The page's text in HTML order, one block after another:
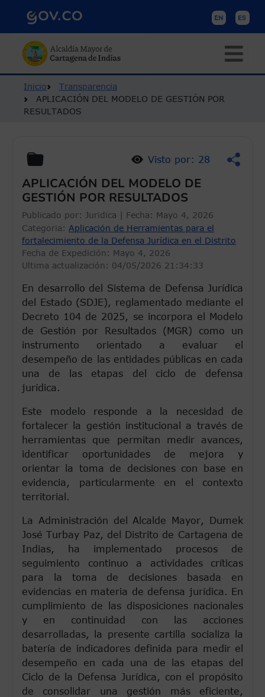
Ruta de navegación
Inicio
Transparencia
APLICACIÓN DEL MODELO DE GESTIÓN POR
RESULTADOS
Visto por: 28
APLICACIÓN DEL MODELO DE
GESTIÓN POR RESULTADOS
Publicado por: Juridica | Fecha: Mayo 4, 2026
Categoria: Aplicación de Herramientas para el
fortalecimiento de la Defensa Jurídica en el Distrito
Fecha de Expedición: Mayo 4, 2026
Ultima actualización: 04/05/2026 21:34:33
En desarrollo del Sistema de Defensa Jurídica
del Estado (SDJE), reglamentado mediante el
Decreto 104 de 2025, se incorpora el Modelo
de Gestión por Resultados (MGR) como un
instrumento orientado a evaluar el
desempeño de las entidades públicas en cada
una de las etapas del ciclo de defensa
jurídica.
Este modelo responde a la necesidad de
fortalecer la gestión institucional a través de
herramientas que permitan medir avances,
identificar oportunidades de mejora y
orientar la toma de decisiones con base en
evidencia, particularmente en el contexto
territorial.
La Administración del Alcalde Mayor, Dumek
José Turbay Paz, del Distrito de Cartagena de
Indias, ha implementado procesos de
seguimiento continuo a actividades críticas
para la toma de decisiones basada en
evidencias en materia de defensa jurídica. En
cumplimiento de las disposiciones nacionales
y en continuidad con las acciones
desarrolladas, la presente cartilla socializa la
batería de indicadores definida para medir el
desempeño en cada una de las etapas del
Ciclo de la Defensa Jurídica, con el propósito
de consolidar una gestión más eficiente,